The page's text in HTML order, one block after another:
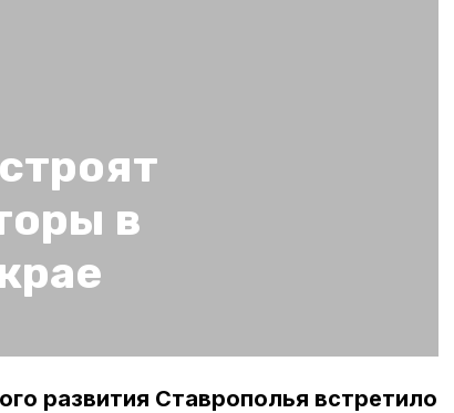
в
развития Ставрополья встретило